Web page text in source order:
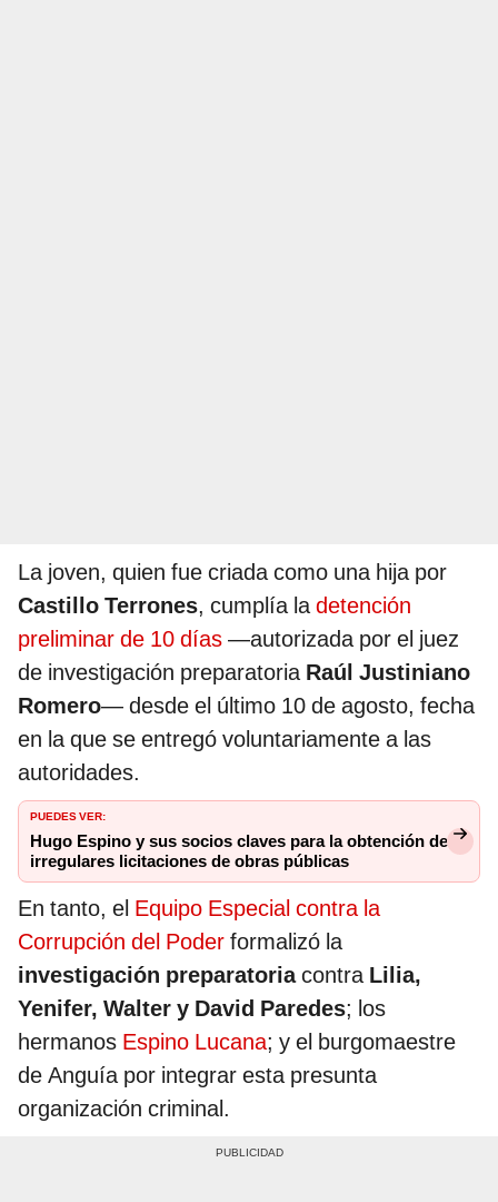
La joven, quien fue criada como una hija por
Castillo Terrones, cumplía ladetención
preliminar de 10 días —autorizada por el juez
de investigación preparatoriaRaúl Justiniano
Romero— desde el último 10 de agosto, fecha
en la que se entregó voluntariamente a las
autoridades.
PUEDES VER:
Hugo Espino y sus socios claves para la obtención de
irregulares licitaciones de obras públicas
En tanto, el Equipo Especial contra la
Corrupción del Poder formalizó la
investigación preparatoriacontra Lilia,
Yenifer, Walter y David Paredes; los
hermanos Espino Lucana; y el burgomaestre
de Anguía por integrar esta presunta
organización criminal.